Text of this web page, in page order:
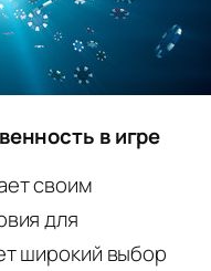
в игре
своим
для
широкий выбор